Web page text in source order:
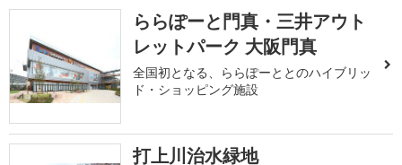
ららぽーと門真・三井アウト
レットパーク 大阪門真
全国初となる、ららぽーととのハイブリッ
ド・ショッピング施設
打上川治水緑地